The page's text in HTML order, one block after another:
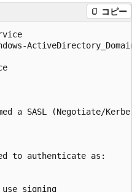
コピー
a SASL (Negotiate/
to authenticate as:
signing